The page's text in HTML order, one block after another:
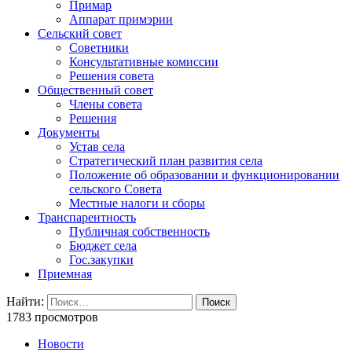
Примар
Аппарат примэрии
Сельский совет
Советники
Консультативные комиссии
Решения совета
Общественный совет
Члены совета
Решения
Документы
Устав села
Стратегический план развития села
Положение об образовании и функционировании
сельского Совета
Местные налоги и сборы
Транспарентность
Публичная собственность
Бюджет села
Гос.закупки
Приемная
Найти:
1783 просмотров
Новости